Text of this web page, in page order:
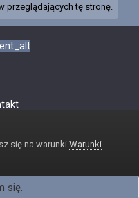
przeglądających tę stronę.
Reefshop
się na warunki Warunki
się.